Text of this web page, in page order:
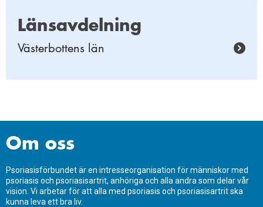
Länsavdelning
Västerbottens län
Om oss
Psoriasisförbundet är en intresseorganisation för människor med
psoriasis och psoriasisartrit, anhöriga och alla andra som delar vår
vision. Vi arbetar för att alla med psoriasis och psoriasisartrit ska
kunna leva ett bra liv.